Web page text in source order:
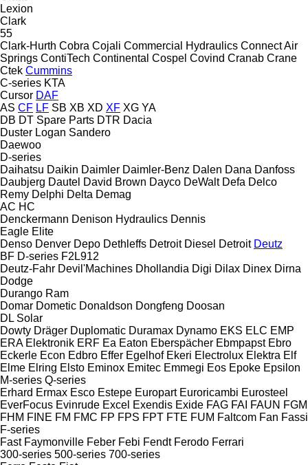
Lexion
Clark
55
Clark-Hurth Cobra Cojali Commercial Hydraulics Connect Air
Springs ContiTech Continental Cospel Covind Cranab Crane
Ctek Cummins
C-series KTA
Cursor DAF
AS CF LF SB XB XD XF XG YA
DB DT Spare Parts DTR Dacia
Duster Logan Sandero
Daewoo
D-series
Daihatsu Daikin Daimler Daimler-Benz Dalen Dana Danfoss
Daubjerg Dautel David Brown Dayco DeWalt Defa Delco
Remy Delphi Delta Demag
AC HC
Denckermann Denison Hydraulics Dennis
Eagle Elite
Denso Denver Depo Dethleffs Detroit Diesel Detroit Deutz
BF D-series F2L912
Deutz-Fahr Devil'Machines Dhollandia Digi Dilax Dinex Dirna
Dodge
Durango Ram
Domar Dometic Donaldson Dongfeng Doosan
DL Solar
Dowty Dräger Duplomatic Duramax Dynamo EKS ELC EMP
ERA Elektronik ERF Ea Eaton Eberspächer Ebmpapst Ebro
Eckerle Econ Edbro Effer Egelhof Ekeri Electrolux Elektra Elf
Elme Elring Elsto Eminox Emitec Emmegi Eos Epoke Epsilon
M-series Q-series
Erhard Ermax Esco Estepe Europart Euroricambi Eurosteel
EverFocus Evinrude Excel Exendis Exide FAG FAI FAUN FGM
FHM FINE FM FMC FP FPS FPT FTE FUM Faltcom Fan Fassi
F-series
Fast Faymonville Feber Febi Fendt Ferodo Ferrari
300-series 500-series 700-series